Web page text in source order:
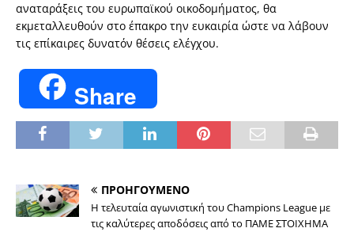
αναταράξεις του ευρωπαϊκού οικοδομήματος, θα
εκμεταλλευθούν στο έπακρο την ευκαιρία ώστε να λάβουν
τις επίκαιρες δυνατόν θέσεις ελέγχου.
Share
ΠΡΟΗΓΟΥΜΕΝΟ
Η τελευταία αγωνιστική του Champions League με
τις καλύτερες αποδόσεις από το ΠΑΜΕ ΣΤΟΙΧΗΜΑ